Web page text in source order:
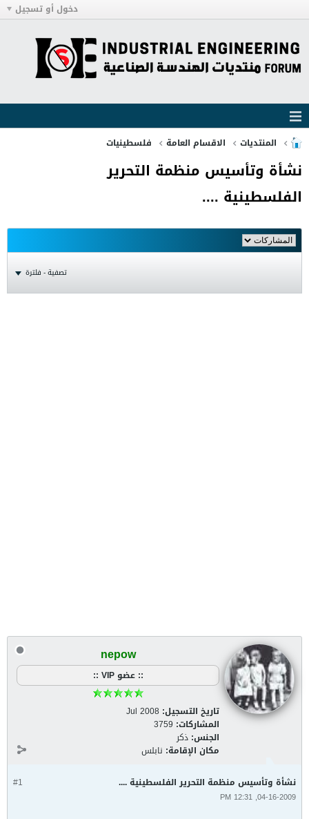
دخول أو تسجيل
المنتديات الاقسام العامة فلسطينيات
نشأة وتأسيس منظمة التحرير
الفلسطينية ....
تصفية - فلترة
nepow
:: عضو VIP ::
تاريخ التسجيل: Jul 2008
المشاركات: 3759
الجنس: ذكر
مكان الإقامة: نابلس
#1 نشأة وتأسيس منظمة التحرير الفلسطينية ....
04-16-2009, 12:31 PM